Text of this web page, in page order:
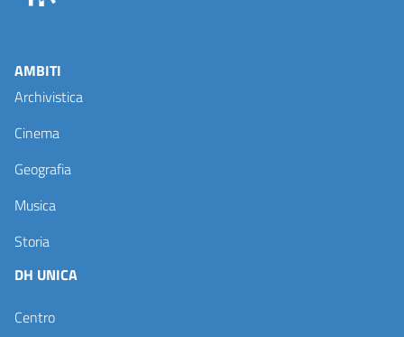
AMBITI
Archivistica
Cinema
Geografia
Musica
Storia
DH UNICA
Centro